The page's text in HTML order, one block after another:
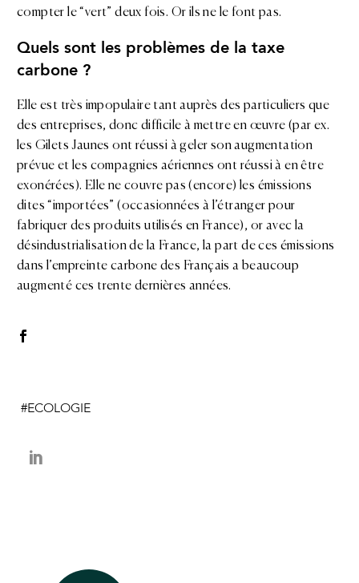
compter le “vert” deux fois. Or ils ne le font pas.
Quels sont les problèmes de la taxe
carbone ?
Elle est très impopulaire tant auprès des particuliers que
des entreprises, donc difficile à mettre en œuvre (par ex.
les Gilets Jaunes ont réussi à geler son augmentation
prévue et les compagnies aériennes ont réussi à en être
exonérées). Elle ne couvre pas (encore) les émissions
dites “importées” (occasionnées à l’étranger pour
fabriquer des produits utilisés en France), or avec la
désindustrialisation de la France, la part de ces émissions
dans l’empreinte carbone des Français a beaucoup
augmenté ces trente dernières années.
ECOLOGIE